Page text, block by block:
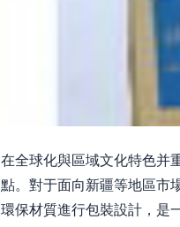
在全球化與區域文化特色并
點。對于面向新疆等地區市
環保材質進行包裝設計，是